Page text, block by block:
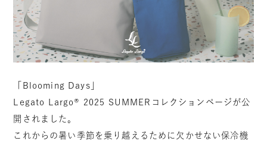
「Blooming Days」
Legato Largo®︎ 2025 SUMMERコレクションページが公
開されました。
これからの暑い季節を乗り越えるために欠かせない保冷機